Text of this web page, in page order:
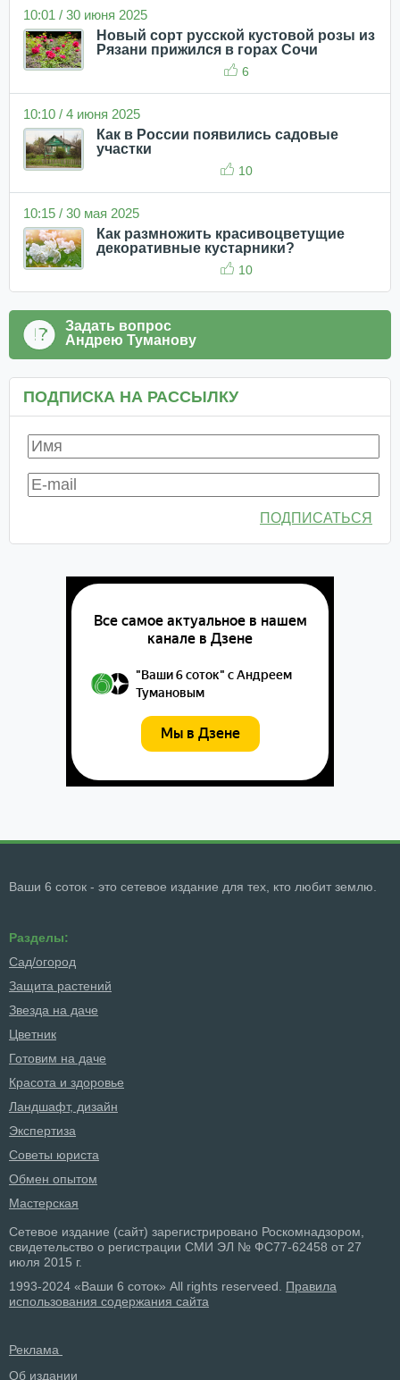
10:01 / 30 июня 2025
Новый сорт русской кустовой розы из
Рязани прижился в горах Сочи
6
10:10 / 4 июня 2025
Как в России появились садовые
участки
10
10:15 / 30 мая 2025
Как размножить красивоцветущие
декоративные кустарники?
10
Задать вопрос
Андрею Туманову
ПОДПИСКА НА РАССЫЛКУ
ПОДПИСАТЬСЯ
Ваши 6 соток - это сетевое издание для тех, кто любит землю.
Разделы:
Сад/огород
Защита растений
Звезда на даче
Цветник
Готовим на даче
Красота и здоровье
Ландшафт, дизайн
Экспертиза
Советы юриста
Обмен опытом
Мастерская
Сетевое издание (сайт) зарегистрировано Роскомнадзором,
свидетельство о регистрации СМИ ЭЛ № ФС77-62458 от 27
июля 2015 г.
1993-2024 «Ваши 6 соток» All rights reserveed. Правила
использования содержания сайта
Реклама
Об издании